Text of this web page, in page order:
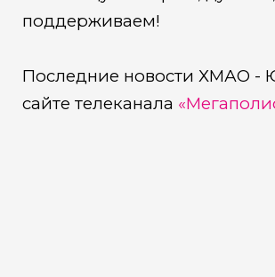
поддерживаем!
Последние новости ХМАО -
сайте телеканала